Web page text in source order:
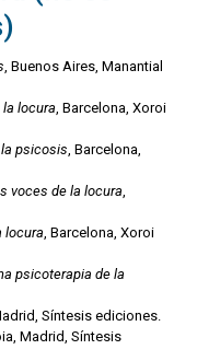
, Buenos Aires, Manantial
locura , Barcelona, Xoroi
psicosis , Barcelona,
voces de la locura
locura , Barcelona, Xoroi
psicoterapia de la
Síntesis ediciones.
Madrid, Síntesis